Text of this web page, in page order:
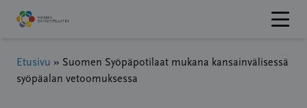
Hyppää
sisältöön
Etusivu » Suomen Syöpäpotilaat mukana kansainvälisessä
syöpäalan vetoomuksessa